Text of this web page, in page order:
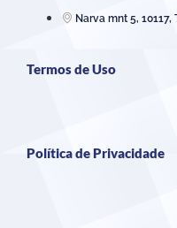
Narva mnt 5,
Termos de Uso
Política de Privacidade